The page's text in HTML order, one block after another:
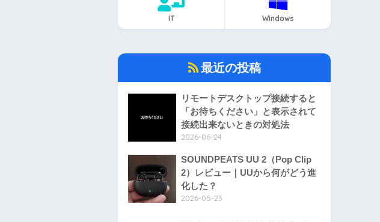
IT Windows
最近の投稿
リモートデスクトップ接続すると
「お待ちください」と表示されて
接続出来ないときの対処法
2026-06-24
SOUNDPEATS UU 2（Pop Clip
2）レビュー｜UUから何がどう進
化した？
2026-05-23